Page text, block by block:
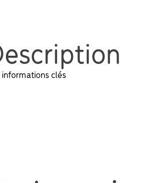
informations clés